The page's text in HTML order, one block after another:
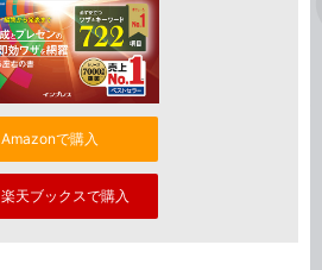
Amazonで購入
楽天ブックスで購入